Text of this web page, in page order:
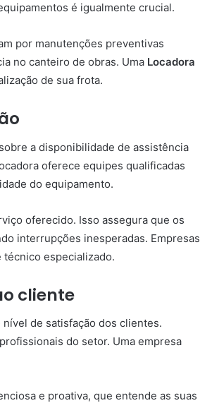
é igualmente crucial.
por manutenções preventivas
no canteiro de obras. Uma Locadora
de sua frota.
a disponibilidade de assistência
oferece equipes qualificadas
do equipamento.
oferecido. Isso assegura que os
interrupções inesperadas. Empresas
especializado.
cliente
de satisfação dos clientes.
do setor. Uma empresa
e proativa, que entende as suas